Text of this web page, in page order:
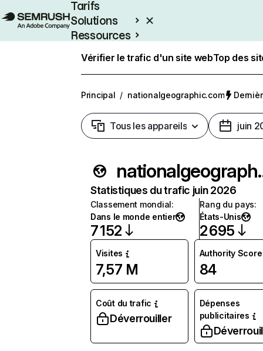
Tarifs
Solutions
Ressources
Vérifier le trafic d'un site webTop des
Principal / nationalgeographic.com
Tous les appareils juin
Statistiques du trafic juin 2026
Classement mondial:
Dans le monde entier
7 152
Rang du pays:
États-Unis
2 695
Visites
7,57 M
Authority Score
84
Coût du trafic
Déverrouiller
Dépenses
publicitaires